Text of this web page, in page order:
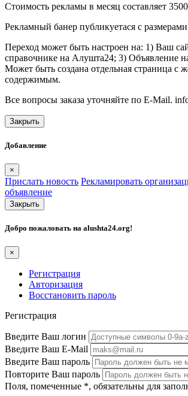
Стоимость рекламы в месяц составляет
Рекламный банер публикуетася с
Переход может быть настроен на: 1) Ваш
справочнике на Алушта24; 3) Объявление
Может быть создана отдельная страница с
содержимым.
Все вопросы заказа уточняйте по E-Mail.
Закрыть
Добавление
×
Прислать новость Рекламировать
объявление
Закрыть
Добро пожаловать на alushta24.org!
×
Регистрация
Авторизация
Восстановить пароль
Регистрация
Введите Ваш логин
Введите Ваш E-Mail
Введите Ваш пароль
Повторите Ваш пароль
Поля, помеченные *, обязательны для